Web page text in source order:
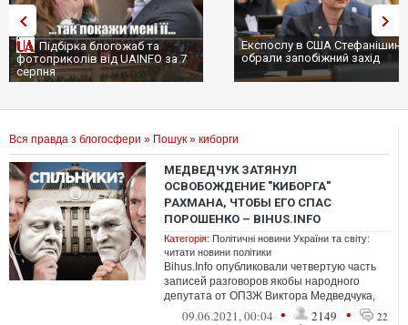
Підбірка блогожаб та
фотоприколів від UAINFO за 7
серпня
Експослу в США
обрали запобіжний захід
Вся правда з блогосфери » Пошук » киборги
МЕДВЕДЧУК ЗАТЯНУЛ
ОСВОБОЖДЕНИЕ "КИБОРГА"
РАХМАНА, ЧТОБЫ ЕГО СПАС
ПОРОШЕНКО – BIHUS.INFO
Категорія: Політичні новини України та світу:
читати новини політики
Bihus.Info опубликовали четвертую часть
записей разговоров якобы народного
депутата от ОПЗЖ Виктора Медведчука,
на которых, в частности, речь идет об ...
09.06.2021, 00:04 • 2149 • 22